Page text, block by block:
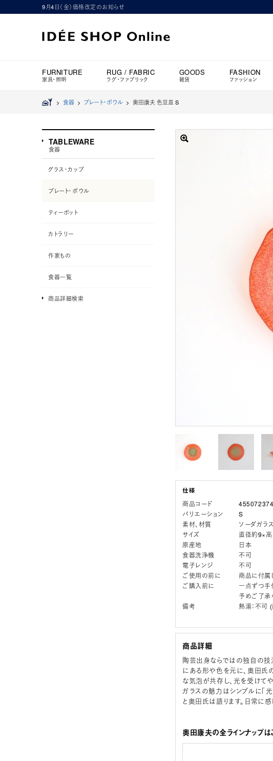
9月4日（金）価格改定のお知らせ
FURNITURE
家具・照明
RUG / FABRIC
ラグ・ファブリック
GOODS
雑貨
FASHION
ファッション
> 食器> プレート・ボウル > 奥田康夫 色豆皿 S
商品コード
バリエーション
S
素材、材質
ソーダガラス
サイズ
直径約9×
原産地
日本
食器洗浄機
不可
電子レンジ
不可
ご使用の前に
商品に付属
ご購入前に
一点ずつ手
予めご了承
備考
熱湯：不可
商品詳細
陶芸出身ならではの独自の技
にある形や色を元に、奥田氏
な気泡が共存し、光を受けてや
ガラスの魅力はシンプルに「
と奥田氏は語ります。日常に
奥田康夫の全ラインナップは
TABLEWARE
食器
グラス・カップ
プレート・ボウル
ティーポット
カトラリー
作家もの
食器一覧
商品詳細検索